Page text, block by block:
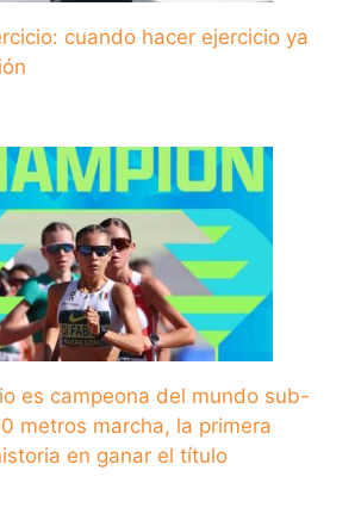
cuando hacer ejercicio ya
es campeona del mundo sub-
metros marcha, la primera
en ganar el título